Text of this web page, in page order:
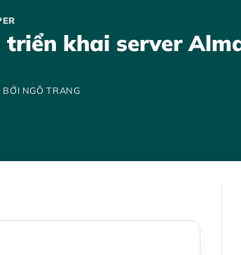
khai server
BỞI NGÔ TRANG